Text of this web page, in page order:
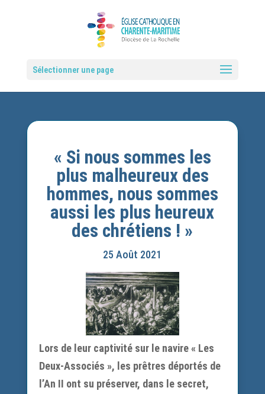
Sélectionner une page
« Si nous sommes les
plus malheureux des
hommes, nous sommes
aussi les plus heureux
des chrétiens ! »
25 Août 2021
Lors de leur captivité sur le navire « Les
Deux-Associés », les prêtres déportés de
l’An II ont su préserver, dans le secret,